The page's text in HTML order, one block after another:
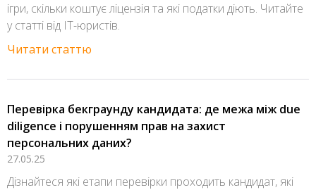
ігри, скільки коштує ліцензія та які податки діють. Читайте
у статті від IT-юристів.
Читати статтю
Перевірка бекграунду кандидата: де межа між due
diligence і порушенням прав на захист
персональних даних?
27.05.25
Дізнайтеся які етапи перевірки проходить кандидат, які